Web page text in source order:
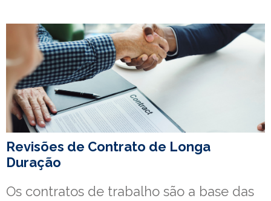
Revisões de Contrato de Longa
Duração
Os contratos de trabalho são a base das